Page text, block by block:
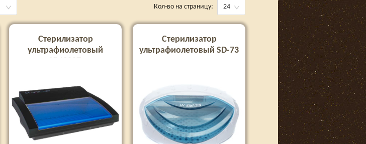
Кол-во на страницу: 24
Стерилизатор
ультрафиолетовый
YM9007
Стерилизатор
ультрафиолетовый SD-73